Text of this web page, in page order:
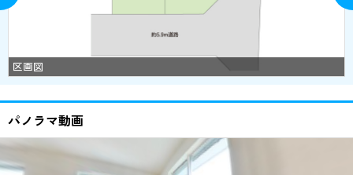
区画図
パノラマ動画